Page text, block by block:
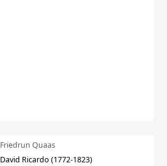
Friedrun Quaas
David Ricardo (1772-1823)